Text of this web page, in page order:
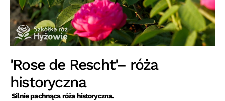
'Rose de Rescht'– róża
historyczna
Silnie pachnąca róża historyczna.